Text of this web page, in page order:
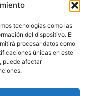
tecnologías como las
del dispositivo. El
procesar datos como
únicas en este
puede afectar